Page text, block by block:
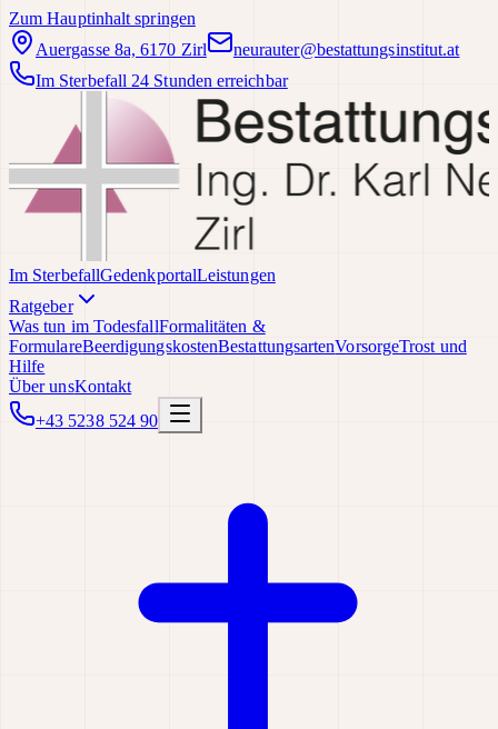
Zum Hauptinhalt springen
Auergasse 8a, 6170 Zirl
neurauter@bestattungsinstitut.at
Im Sterbefall 24 Stunden erreichbar
Im SterbefallGedenkportalLeistungen
Ratgeber
Was tun im TodesfallFormalitäten &
FormulareBeerdigungskostenBestattungsartenVorsorgeTrost und
Hilfe
Über unsKontakt
+43 5238 524 90